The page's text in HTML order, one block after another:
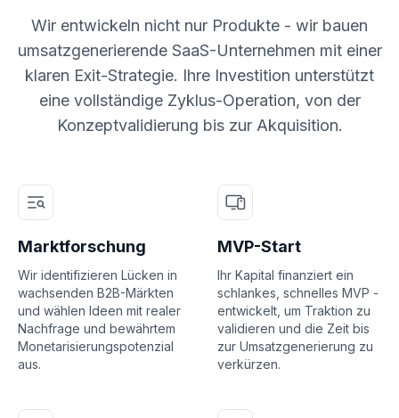
Wir entwickeln nicht nur Produkte - wir bauen
umsatzgenerierende SaaS-Unternehmen mit einer
klaren Exit-Strategie. Ihre Investition unterstützt
eine vollständige Zyklus-Operation, von der
Konzeptvalidierung bis zur Akquisition.
Marktforschung
Wir identifizieren Lücken in
wachsenden B2B-Märkten
und wählen Ideen mit realer
Nachfrage und bewährtem
Monetarisierungspotenzial
aus.
MVP-Start
Ihr Kapital finanziert ein
schlankes, schnelles MVP -
entwickelt, um Traktion zu
validieren und die Zeit bis
zur Umsatzgenerierung zu
verkürzen.